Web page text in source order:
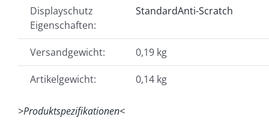
Displayschutz
Eigenschaften:
StandardAnti-Scratch
Versandgewicht: 0,19 kg
Artikelgewicht: 0,14 kg
>Produktspezifikationen<